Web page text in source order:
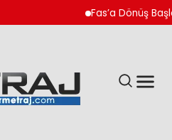
Fas’a Dönüş